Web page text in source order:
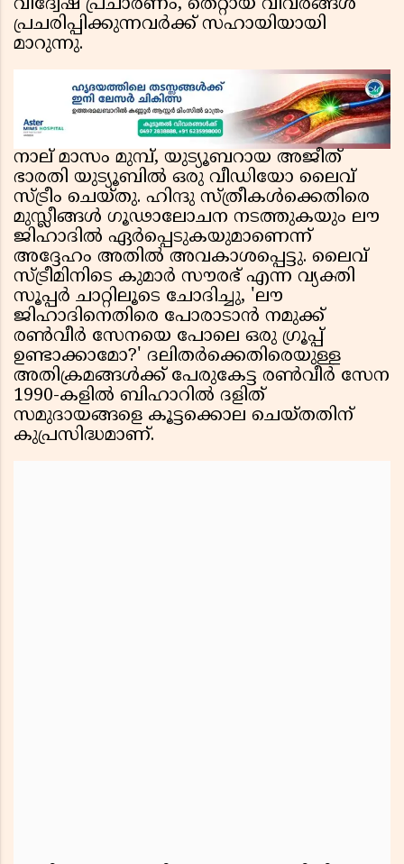
വിദ്വേഷ പ്രചാരണം, തെറ്റായ വിവരങ്ങൾ
പ്രചരിപ്പിക്കുന്നവർക്ക് സഹായിയായി
മാറുന്നു.
നാല് മാസം മുമ്പ്, യുട്യൂബറായ അജീത്
ഭാരതി യുട്യൂബില്‍ ഒരു വീഡിയോ ലൈവ്
സ്ട്രീം ചെയ്തു. ഹിന്ദു സ്ത്രീകള്‍ക്കെതിരെ
മുസ്ലീങ്ങള്‍ ഗൂഢാലോചന നടത്തുകയും ലൗ
ജിഹാദില്‍ ഏര്‍പ്പെടുകയുമാണെന്ന്
അദ്ദേഹം അതില്‍ അവകാശപ്പെട്ടു. ലൈവ്
സ്ട്രീമിനിടെ കുമാര്‍ സൗരഭ് എന്ന വ്യക്തി
സൂപ്പര്‍ ചാറ്റിലൂടെ ചോദിച്ചു, 'ലൗ
ജിഹാദിനെതിരെ പോരാടാന്‍ നമുക്ക്
രണ്‍വീര്‍ സേനയെ പോലെ ഒരു ഗ്രൂപ്പ്
ഉണ്ടാക്കാമോ?' ദലിതര്‍ക്കെതിരെയുള്ള
അതിക്രമങ്ങള്‍ക്ക് പേരുകേട്ട രണ്‍വീര്‍ സേന
1990-കളില്‍ ബിഹാറില്‍ ദളിത്
സമുദായങ്ങളെ കൂട്ടക്കൊല ചെയ്തതിന്
കുപ്രസിദ്ധമാണ്.